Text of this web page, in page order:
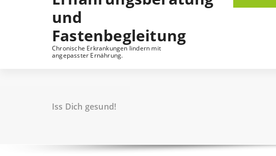
und
Fastenbegleitung
Chronische Erkrankungen lindern mit
angepasster Ernährung.
Iss Dich gesund!